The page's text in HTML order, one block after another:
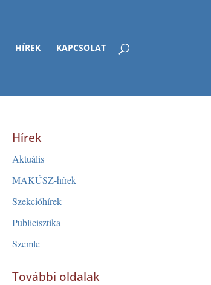
HÍREK KAPCSOLAT
Hírek
Aktuális
MAKÚSZ-hírek
Szekcióhírek
Publicisztika
Szemle
További oldalak